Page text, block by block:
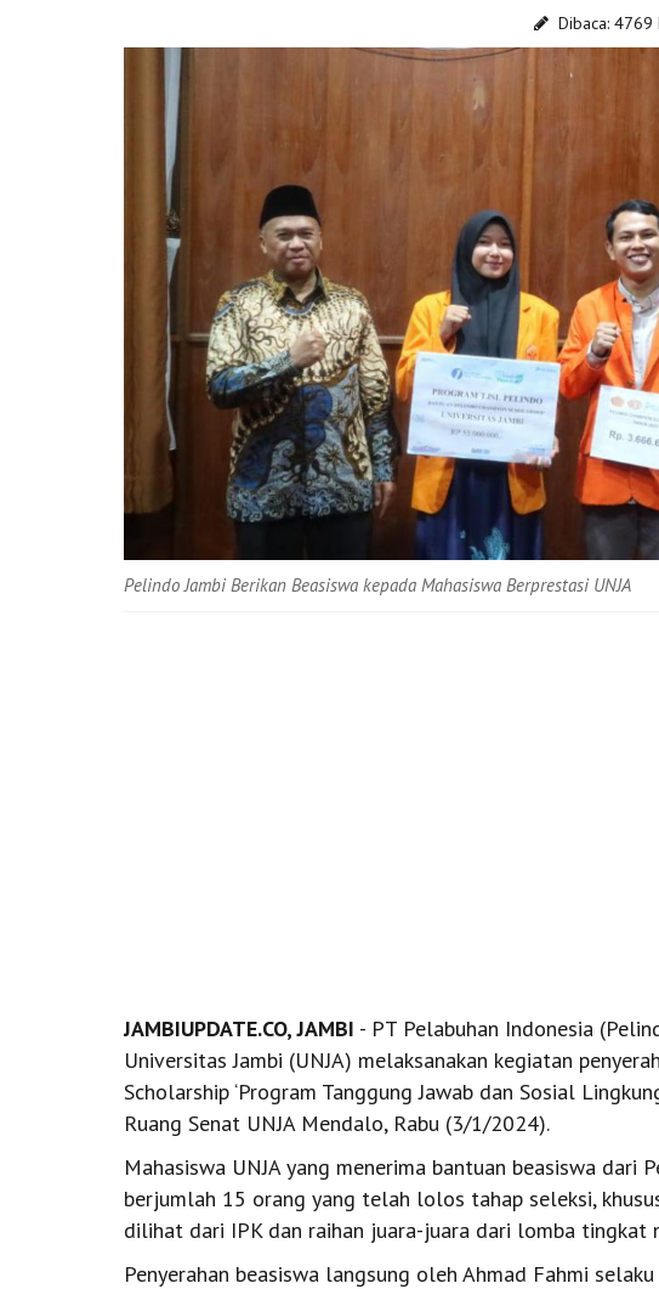
Dibaca: 4769
Pelindo Jambi Berikan Beasiswa kepada Mahasiswa Berprestasi UNJA
JAMBIUPDATE.CO, JAMBI - PT Pelabuhan Indonesia
Universitas Jambi (UNJA) melaksanakan kegiatan
Scholarship ‘Program Tanggung Jawab dan Sosial
Ruang Senat UNJA Mendalo, Rabu (3/1/2024).
Mahasiswa UNJA yang menerima bantuan beasiswa dari
berjumlah 15 orang yang telah lolos tahap seleksi,
dilihat dari IPK dan raihan juara-juara dari lomba tingkat
Penyerahan beasiswa langsung oleh Ahmad Fahmi